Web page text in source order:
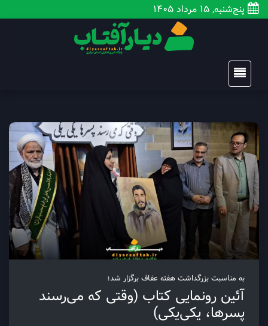
پنج‌شنبه, 15 مرداد 1405
به مناسبت بزرگداشت هفته عفاف برگزار شد؛
آئین رونمایی کتاب (وقتی که می‌رسند
پسرها، یکی‌یکی)